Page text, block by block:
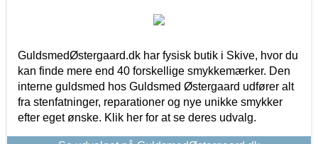
GuldsmedØstergaard.dk har fysisk butik i Skive, hvor du
kan finde mere end 40 forskellige smykkemærker. Den
interne guldsmed hos Guldsmed Østergaard udfører alt
fra stenfatninger, reparationer og nye unikke smykker
efter eget ønske. Klik her for at se deres udvalg.